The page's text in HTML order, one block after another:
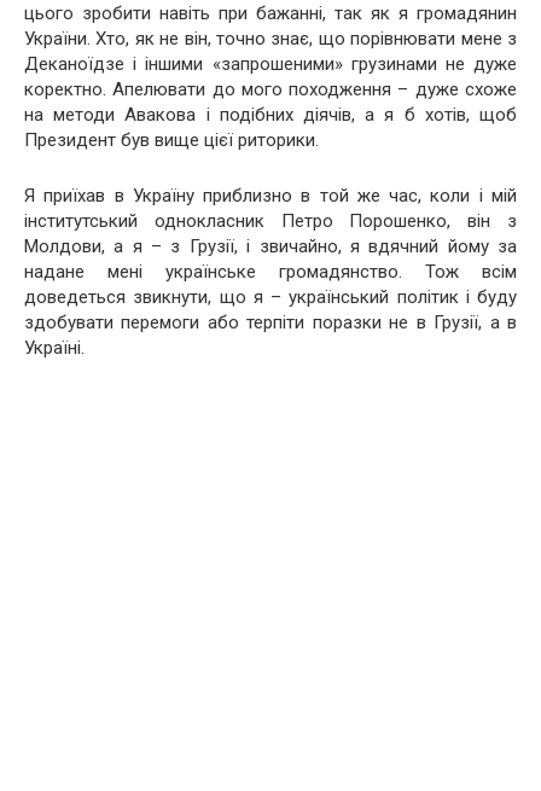
цього зробити навіть при бажанні, так як я громадянин
України. Хто, як не він, точно знає, що порівнювати мене з
Деканоїдзе і іншими «запрошеними» грузинами не дуже
коректно. Апелювати до мого походження – дуже схоже
на методи Авакова і подібних діячів, а я б хотів, щоб
Президент був вище цієї риторики.
Я приїхав в Україну приблизно в той же час, коли і мій
інститутський однокласник Петро Порошенко, він з
Молдови, а я – з Грузії, і звичайно, я вдячний йому за
надане мені українське громадянство. Тож всім
доведеться звикнути, що я – український політик і буду
здобувати перемоги або терпіти поразки не в Грузії, а в
Україні.